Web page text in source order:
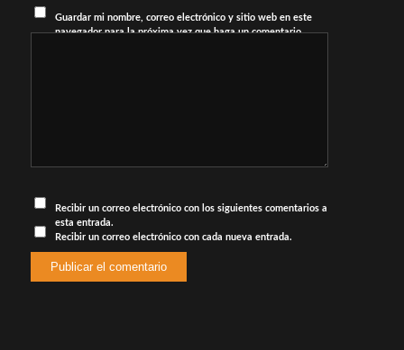
Guardar mi nombre, correo electrónico y sitio web en este
navegador para la próxima vez que haga un comentario.
Recibir un correo electrónico con los siguientes comentarios a
esta entrada.
Recibir un correo electrónico con cada nueva entrada.